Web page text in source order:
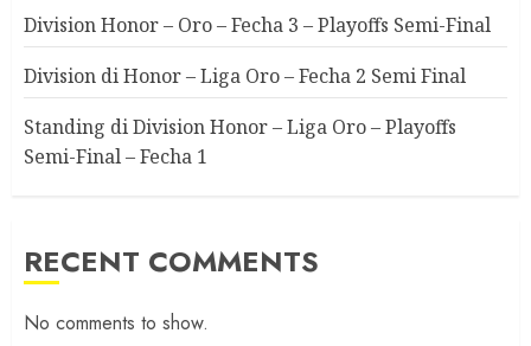
Division Honor – Oro – Fecha 3 – Playoffs Semi-Final
Division di Honor – Liga Oro – Fecha 2 Semi Final
Standing di Division Honor – Liga Oro – Playoffs
Semi-Final – Fecha 1
RECENT COMMENTS
No comments to show.